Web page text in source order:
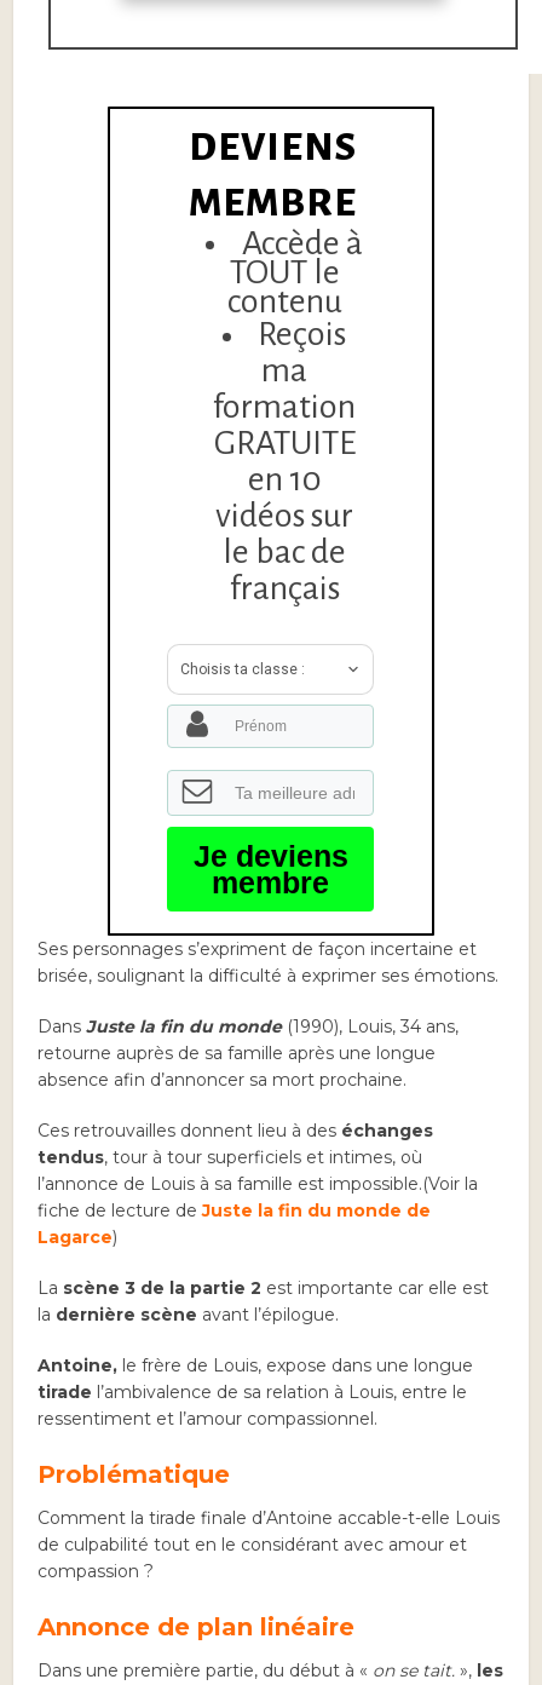
, la malédiction de lamaladie mortelle
DEVIENS
MEMBRE
Accède à
TOUT le
contenu
Reçois
ma
formation
GRATUITE
en 10
vidéos sur
le bac de
français
Choisis ta classe :
Je deviens
membre
Ses personnages s’expriment de façon incertaine et
brisée, soulignant la difficulté à exprimer ses émotions.
DansJuste la fin du monde (1990), Louis, 34 ans,
retourne auprès de sa famille après une longue
absence afin d’annoncer sa mort prochaine.
Ces retrouvailles donnent lieu à des échanges
tendus, tour à tour superficiels et intimes, où
l’annonce de Louis à sa famille est impossible.(Voir la
fiche de lecture deJuste la fin du monde de
Lagarce)
La scène 3 de la partie 2 est importante car elle est
la dernière scène avant l’épilogue.
Antoine, le frère de Louis, expose dans une longue
tirade l’ambivalence de sa relation à Louis, entre le
ressentiment et l’amour compassionnel.
Problématique
Comment la tirade finale d’Antoine accable-t-elle Louis
de culpabilité tout en le considérant avec amour et
compassion ?
Annonce de plan linéaire
Dans une première partie, du début à « on se tait. », les